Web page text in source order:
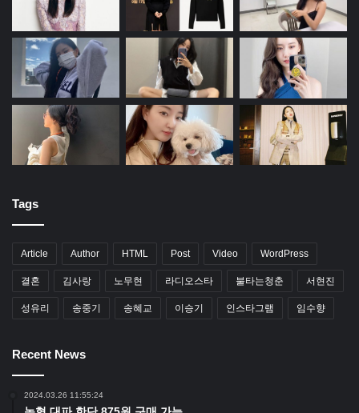
Tags
Article Author HTML Post Video WordPress
결혼 김사랑 노무현 라디오스타 불타는청춘 서현진
성유리 송중기 송혜교 이승기 인스타그램 임수향
Recent News
2024.03.26 11:55:24